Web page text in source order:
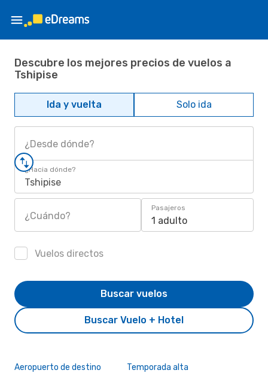
Descubre los mejores precios de vuelos a
Tshipise
Ida y vuelta Solo ida
¿Desde dónde?
¿Hacia dónde?
Tshipise
¿Cuándo?
Pasajeros
1 adulto
Vuelos directos
Buscar Vuelo + Hotel
Buscar vuelos
Aeropuerto de destino Temporada alta